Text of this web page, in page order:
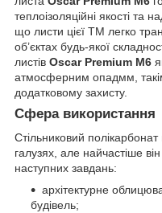
теплоізоляційні якості та
що листи цієї ТМ легко
об’єктах будь-якої
листів Oscar Premium M6
атмосферним опадмм,
додатковому захисту.
Сфера використання
Стільниковий
галузях, але найчастіше
наступних завдань:
архітектурне
будівель;